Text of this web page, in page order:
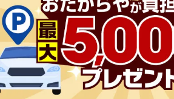
愛知県
和歌山県
熊本県
大分県
宮崎県
鹿児島県